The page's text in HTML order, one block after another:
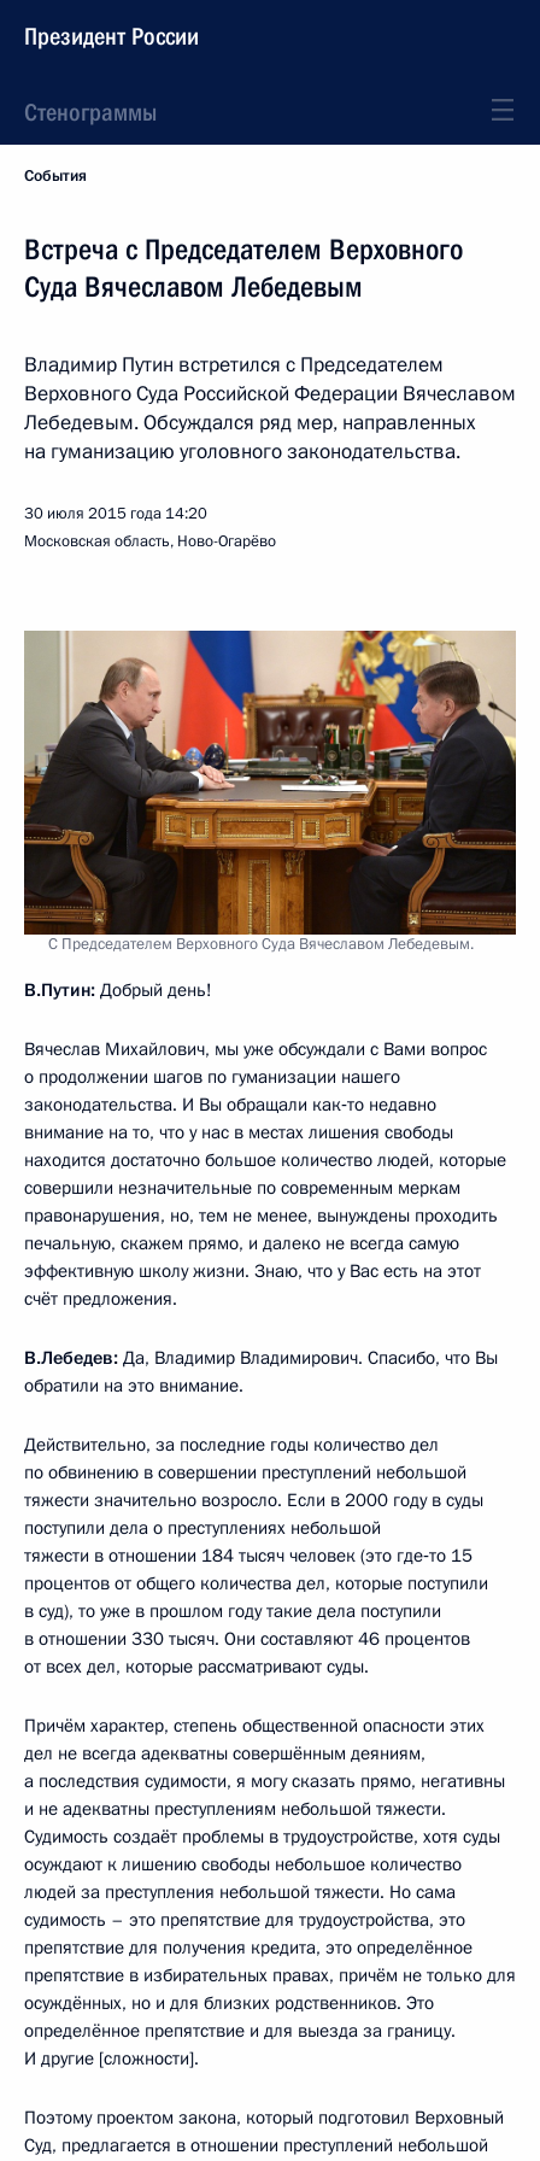
Президент России
Стенограммы
События
Встреча с Председателем Верховного
Суда Вячеславом Лебедевым
Владимир Путин встретился с Председателем
Верховного Суда Российской Федерации Вячеславом
Лебедевым. Обсуждался ряд мер, направленных
на гуманизацию уголовного законодательства.
30 июля 2015 года 14:20
Московская область, Ново-Огарёво
С Председателем Верховного Суда Вячеславом Лебедевым.
В.Путин: Добрый день!
Вячеслав Михайлович, мы уже обсуждали с Вами вопрос
о продолжении шагов по гуманизации нашего
законодательства. И Вы обращали как‑то недавно
внимание на то, что у нас в местах лишения свободы
находится достаточно большое количество людей, которые
совершили незначительные по современным меркам
правонарушения, но, тем не менее, вынуждены проходить
печальную, скажем прямо, и далеко не всегда самую
эффективную школу жизни. Знаю, что у Вас есть на этот
счёт предложения.
В.Лебедев: Да, Владимир Владимирович. Спасибо, что Вы
обратили на это внимание.
Действительно, за последние годы количество дел
по обвинению в совершении преступлений небольшой
тяжести значительно возросло. Если в 2000 году в суды
поступили дела о преступлениях небольшой
тяжести в отношении 184 тысяч человек (это где‑то 15
процентов от общего количества дел, которые поступили
в суд), то уже в прошлом году такие дела поступили
в отношении 330 тысяч. Они составляют 46 процентов
от всех дел, которые рассматривают суды.
Причём характер, степень общественной опасности этих
дел не всегда адекватны совершённым деяниям,
а последствия судимости, я могу сказать прямо, негативны
и не адекватны преступлениям небольшой тяжести.
Судимость создаёт проблемы в трудоустройстве, хотя суды
осуждают к лишению свободы небольшое количество
людей за преступления небольшой тяжести. Но сама
судимость – это препятствие для трудоустройства, это
препятствие для получения кредита, это определённое
препятствие в избирательных правах, причём не только для
осуждённых, но и для близких родственников. Это
определённое препятствие и для выезда за границу.
И другие [сложности].
Поэтому проектом закона, который подготовил Верховный
Суд, предлагается в отношении преступлений небольшой